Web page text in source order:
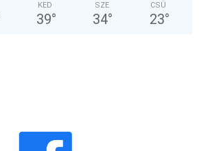
KED
39°
SZE
34°
CSÜ
23°